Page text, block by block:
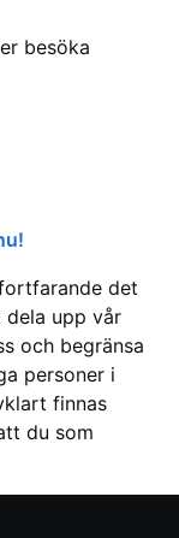
besöka
det
upp vår
och begränsa
personer i
finnas
du som